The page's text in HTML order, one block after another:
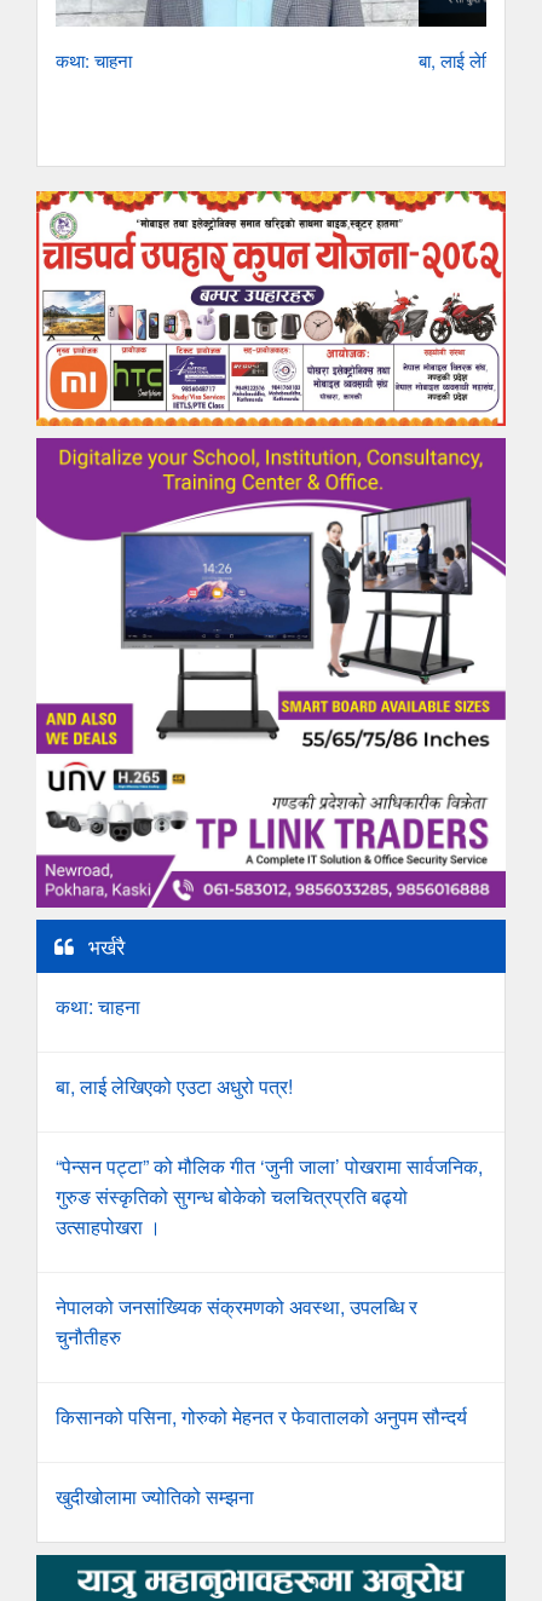
कथा: चाहना बा, लाई लेखिएको
भर्खरै
कथा: चाहना
बा, लाई लेखिएको एउटा अधुरो पत्र!
“पेन्सन पट्टा” को मौलिक गीत ‘जुनी जाला’ पोखरामा सार्वजनिक,
गुरुङ संस्कृतिको सुगन्ध बोकेको चलचित्रप्रति बढ्यो
उत्साहपोखरा ।
नेपालको जनसांख्यिक संक्रमणको अवस्था, उपलब्धि र
चुनौतीहरु
किसानको पसिना, गोरुको मेहनत र फेवातालको अनुपम सौन्दर्य
खुदीखोलामा ज्योतिको सम्झना